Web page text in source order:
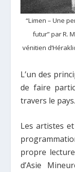
“Limen – Une
futur” par R.
vénitien
L’un des
de faire
travers le pays.
Les artistes
propre
d’Asie